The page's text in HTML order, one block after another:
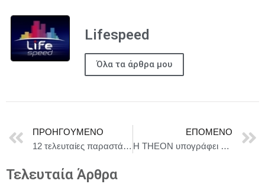
Lifespeed
Όλα τα άρθρα μου
ΠΡΟΗΓΟΎΜΕΝΟ
12 τελευταίες παραστάσεις για το φαινόμενο «ΟΛΙΚΗ ΑΜΕΣΗ ΣΥΛΛΟΓΙΚΗ ΕΠΙΚΕΙΜΕΝΗ ΕΠΙΓΕΙΑ ΣΩΤΗΡΙΑ»
ΕΠΌΜΕΝΟ
Η THEON υπογράφει με τον OCCAR τη μεγαλύτερη σύμβαση στην ιστορία της για την προμήθεια 100.000 συστημάτων νυχτερινής όρασης συνολικής αξίας περίπου €1 δισ.
Τελευταία Άρθρα